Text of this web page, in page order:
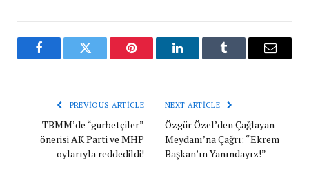
FacebookTwitter Pinterest LinkedInTumblr Email
PREVIOUS ARTICLE
TBMM’de “gurbetçiler”
önerisi AK Parti ve MHP
oylarıyla reddedildi!
NEXT ARTICLE
Özgür Özel’den Çağlayan
Meydanı’na Çağrı: “Ekrem
Başkan’ın Yanındayız!”